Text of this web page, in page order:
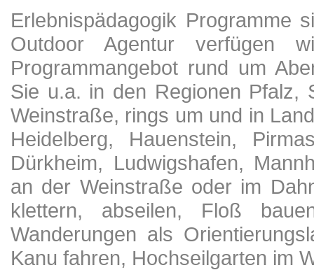
Erlebnispädagogik Programme
Outdoor Agentur verfügen
Programmangebot rund um
Sie u.a. in den Regionen Pfalz,
Weinstraße, rings um und in
Heidelberg, Hauenstein,
Dürkheim, Ludwigshafen,
an der Weinstraße oder im
klettern, abseilen, Floß
Wanderungen als
Kanu fahren, Hochseilgarten im